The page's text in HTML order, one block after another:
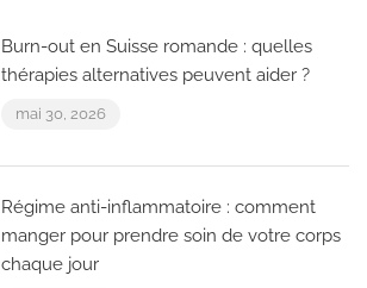
Burn-out en Suisse romande : quelles
thérapies alternatives peuvent aider ?
mai 30, 2026
Régime anti-inflammatoire : comment
manger pour prendre soin de votre corps
chaque jour